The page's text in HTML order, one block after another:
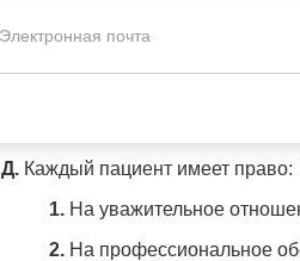
за так называемого душевного
Ни одного человека нельзя
Д. Каждый пациент имеет право:
1. На уважительное
2. На профессиональное